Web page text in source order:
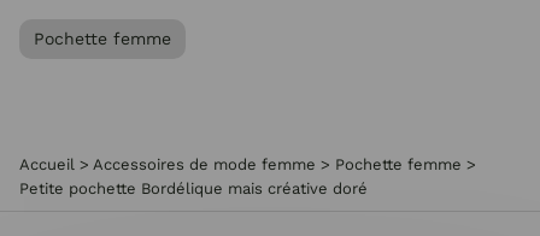
Pochette femme
Accueil > Accessoires de mode femme > Pochette femme >
Petite pochette Bordélique mais créative doré